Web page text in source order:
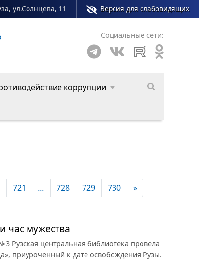
ул.Солнцева, 11 Версия для слабовидящих
Социальные сети:
коррупции
721 ... 728 729 730 »
час мужества
Рузская центральная библиотека провела
приуроченный к дате освобождения Рузы.